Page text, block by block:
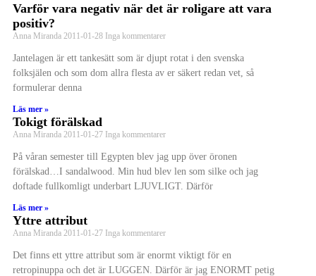
Varför vara negativ när det är roligare att vara
positiv?
Anna Miranda 2011-01-28 Inga kommentarer
Jantelagen är ett tankesätt som är djupt rotat i den svenska
folksjälen och som dom allra flesta av er säkert redan vet, så
formulerar denna
Läs mer »
Tokigt förälskad
Anna Miranda 2011-01-27 Inga kommentarer
På våran semester till Egypten blev jag upp över öronen
förälskad…I sandalwood. Min hud blev len som silke och jag
doftade fullkomligt underbart LJUVLIGT. Därför
Läs mer »
Yttre attribut
Anna Miranda 2011-01-27 Inga kommentarer
Det finns ett yttre attribut som är enormt viktigt för en
retropinuppa och det är LUGGEN. Därför är jag ENORMT petig